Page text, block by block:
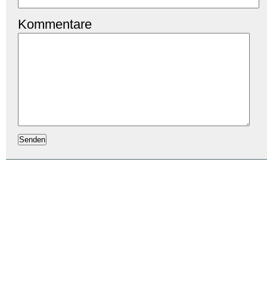
Kommentare